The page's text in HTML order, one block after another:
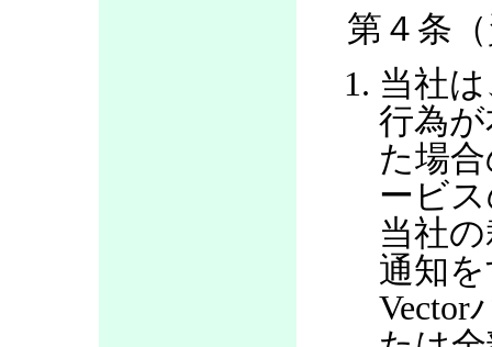
第４条
当社
行為
た場
ービ
当社
通知
Vector